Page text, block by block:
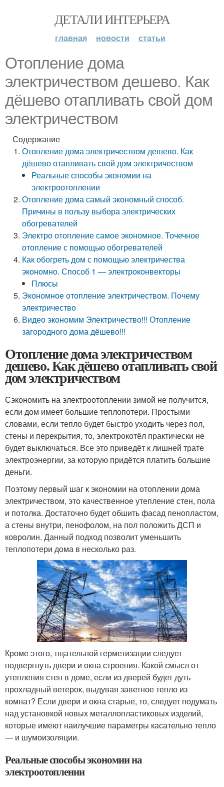
ДЕТАЛИ ИНТЕРЬЕРА
главная новости статьи
Отопление дома
электричеством дешево. Как
дёшево отапливать свой дом
электричеством
Содержание
Отопление дома электричеством дешево. Как
дёшево отапливать свой дом электричеством
Реальные способы экономии на
электроотоплении
Отопление дома самый экономный способ.
Причины в пользу выбора электрических
обогревателей
Электро отопление самое экономное. Точечное
отопление с помощью обогревателей
Как обогреть дом с помощью электричества
экономно. Способ 1 — электроконвекторы
Плюсы
Экономное отопление электричеством. Почему
электричество
Видео экономим Электричество!!! Отопление
загородного дома дёшево!!!
Отопление дома электричеством
дешево. Как дёшево отапливать свой
дом электричеством
Сэкономить на электроотоплении зимой не получится,
если дом имеет большие теплопотери. Простыми
словами, если тепло будет быстро уходить через пол,
стены и перекрытия, то, электрокотёл практически не
будет выключаться. Все это приведёт к лишней трате
электроэнергии, за которую придётся платить большие
деньги.
Поэтому первый шаг к экономии на отоплении дома
электричеством, это качественное утепление стен, пола
и потолка. Достаточно будет обшить фасад пенопластом,
а стены внутри, пенофолом, на пол положить ДСП и
ковролин. Данный подход позволит уменьшить
теплопотери дома в несколько раз.
Кроме этого, тщательной герметизации следует
подвергнуть двери и окна строения. Какой смысл от
утепления стен в доме, если из дверей будет дуть
прохладный ветерок, выдувая заветное тепло из
комнат? Если двери и окна старые, то, следует подумать
над установкой новых металлопластиковых изделий,
которые имеют наилучшие параметры касательно тепло
— и шумоизоляции.
Реальные способы экономии на
электроотоплении